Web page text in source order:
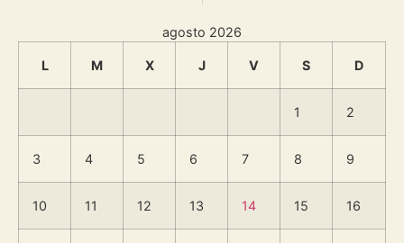
agosto 2026
L M X J V S D
1 2
3 4 5 6 7 8 9
10 11 12 13 14 15 16